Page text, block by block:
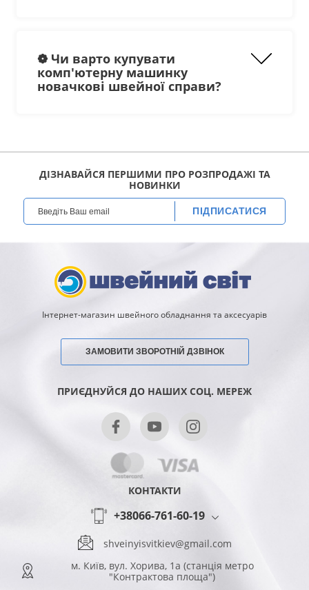
❁ Чи варто купувати
комп'ютерну машинку
новачкові швейної справи?
ДІЗНАВАЙСЯ ПЕРШИМИ ПРО РОЗПРОДАЖІ ТА
НОВИНКИ
ПІДПИСАТИСЯ
Інтернет-магазин швейного обладнання та аксесуарів
ЗАМОВИТИ ЗВОРОТНІЙ ДЗВІНОК
ПРИЄДНУЙСЯ ДО НАШИХ СОЦ. МЕРЕЖ
КОНТАКТИ
+38066-761-60-19
shveinyisvitkiev@gmail.com
м. Київ, вул. Хорива, 1а (станція метро
"Контрактова площа")